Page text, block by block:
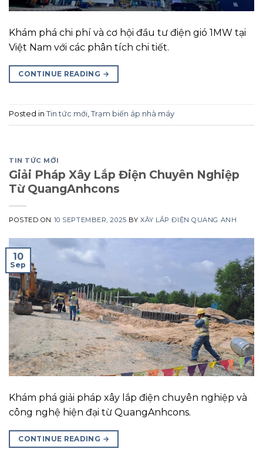
Khám phá chi phí và cơ hội đầu tư điện gió 1MW tại
Việt Nam với các phân tích chi tiết.
CONTINUE READING →
Posted in Tin tức mới, Trạm biến áp nhà máy
TIN TỨC MỚI
Giải Pháp Xây Lắp Điện Chuyên Nghiệp
Từ QuangAnhcons
POSTED ON 10 SEPTEMBER, 2025 BY XÂY LẮP ĐIỆN QUANG ANH
10
Sep
Khám phá giải pháp xây lắp điện chuyên nghiệp và
công nghệ hiện đại từ QuangAnhcons.
CONTINUE READING →